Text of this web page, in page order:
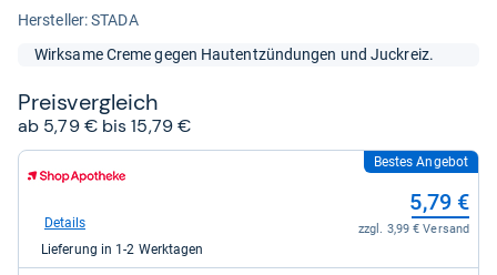
Her­stel­ler: STADA
Wirksame Creme gegen Hautentzündungen und Juckreiz.
Preis­ver­gleich
ab 5,79 € bis 15,79 €
zum
Shop:
Shop
DE
Bestes Angebot
5,79 €
zzgl. 3,99 € Versand
Details
Lieferung in 1-2 Werktagen